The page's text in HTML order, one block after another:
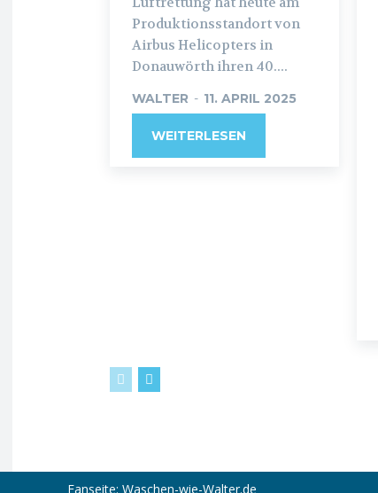
Produktionsstandort von
Airbus Helicopters in
Donauwörth ihren 40....
WALTER - 11. APRIL 2025
WEITERLESEN
Fanseite: Waschen-wie-Walter.de